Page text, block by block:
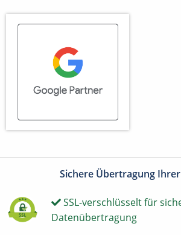
Sichere Übertragung
SSL-verschlüsselt für
Datenübertragung